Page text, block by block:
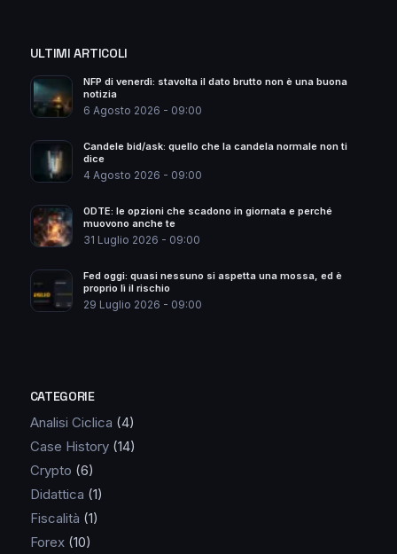
ULTIMI ARTICOLI
NFP di venerdì: stavolta il dato brutto non è una buona
notizia
6 Agosto 2026 - 09:00
Candele bid/ask: quello che la candela normale non ti
dice
4 Agosto 2026 - 09:00
0DTE: le opzioni che scadono in giornata e perché
muovono anche te
31 Luglio 2026 - 09:00
Fed oggi: quasi nessuno si aspetta una mossa, ed è
proprio lì il rischio
29 Luglio 2026 - 09:00
CATEGORIE
Analisi Ciclica (4)
Case History(14)
Crypto (6)
Didattica (1)
Fiscalità (1)
Forex(10)